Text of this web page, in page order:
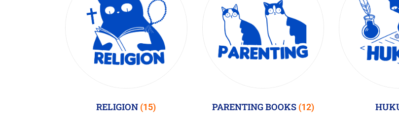
RELIGION (15) PARENTING BOOKS (12)